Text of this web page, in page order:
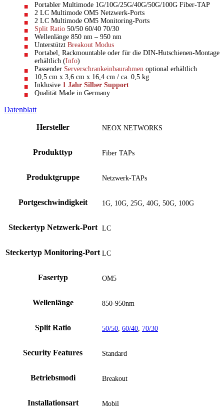
Portabler Multimode 1G/10G/25G/40G/50G/100G Fiber-TAP
2 LC Multimode OM5 Netzwerk-Ports
2 LC Multimode OM5 Monitoring-Ports
Split Ratio 50/50 60/40 70/30
Wellenlänge 850 nm – 950 nm
Unterstützt Breakout Modus
Portabel, Rackmountable oder für die DIN-Hutschienen-Montage
erhältlich (Info)
Passender Serverschrankeinbaurahmen optional erhältlich
10,5 cm x 3,6 cm x 16,4 cm / ca. 0,5 kg
Inklusive 1 Jahr Silber Support
Qualität Made in Germany
Datenblatt
Hersteller NEOX NETWORKS
Produkttyp Fiber TAPs
Produktgruppe Netzwerk-TAPs
Portgeschwindigkeit 1G, 10G, 25G, 40G, 50G, 100G
Steckertyp Netzwerk-Port LC
Steckertyp Monitoring-Port LC
Fasertyp OM5
Wellenlänge 850-950nm
Split Ratio 50/50 60/40 70/30
Security Features Standard
Betriebsmodi Breakout
Installationsart Mobil